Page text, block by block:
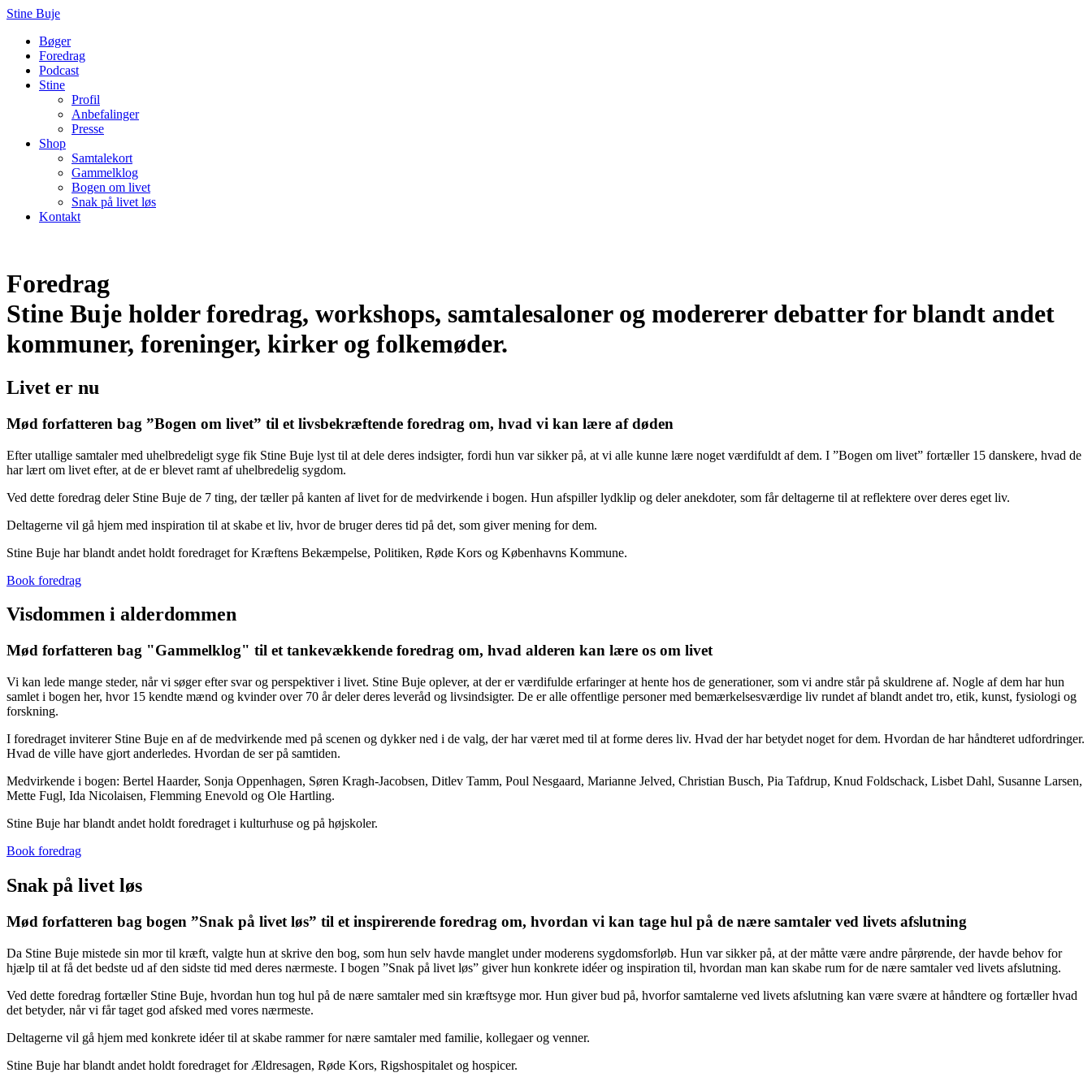
Stine Buje
Bøger
Foredrag
Podcast
Stine
Profil
Anbefalinger
Presse
Shop
Samtalekort
Gammelklog
Bogen om livet
Snak på livet løs
Kontakt
Foredrag
Stine Buje holder foredrag, workshops, samtalesaloner og modererer debatter for blandt andet
kommuner, foreninger, kirker og folkemøder.
Livet er nu
Mød forfatteren bag ”Bogen om livet” til et livsbekræftende foredrag om, hvad vi kan lære af døden
Efter utallige samtaler med uhelbredeligt syge fik Stine Buje lyst til at dele deres indsigter, fordi hun var sikker på, at vi alle kunne lære noget værdifuldt af dem. I ”Bogen om livet” fortæller 15 danskere, hvad de
har lært om livet efter, at de er blevet ramt af uhelbredelig sygdom.
Ved dette foredrag deler Stine Buje de 7 ting, der tæller på kanten af livet for de medvirkende i bogen. Hun afspiller lydklip og deler anekdoter, som får deltagerne til at reflektere over deres eget liv.
Deltagerne vil gå hjem med inspiration til at skabe et liv, hvor de bruger deres tid på det, som giver mening for dem.
Stine Buje har blandt andet holdt foredraget for Kræftens Bekæmpelse, Politiken, Røde Kors og Københavns Kommune.
Book foredrag
Visdommen i alderdommen
Mød forfatteren bag "Gammelklog" til et tankevækkende foredrag om, hvad alderen kan lære os om livet
Vi kan lede mange steder, når vi søger efter svar og perspektiver i livet. Stine Buje oplever, at der er værdifulde erfaringer at hente hos de generationer, som vi andre står på skuldrene af. Nogle af dem har hun
samlet i bogen her, hvor 15 kendte mænd og kvinder over 70 år deler deres leveråd og livsindsigter. De er alle offentlige personer med bemærkelsesværdige liv rundet af blandt andet tro, etik, kunst, fysiologi og
forskning.
I foredraget inviterer Stine Buje en af de medvirkende med på scenen og dykker ned i de valg, der har været med til at forme deres liv. Hvad der har betydet noget for dem. Hvordan de har håndteret udfordringer.
Hvad de ville have gjort anderledes. Hvordan de ser på samtiden.
Medvirkende i bogen: Bertel Haarder, Sonja Oppenhagen, Søren Kragh-Jacobsen, Ditlev Tamm, Poul Nesgaard, Marianne Jelved, Christian Busch, Pia Tafdrup, Knud Foldschack, Lisbet Dahl, Susanne Larsen,
Mette Fugl, Ida Nicolaisen, Flemming Enevold og Ole Hartling.
Stine Buje har blandt andet holdt foredraget i kulturhuse og på højskoler.
Book foredrag
Snak på livet løs
Mød forfatteren bag bogen ”Snak på livet løs” til et inspirerende foredrag om, hvordan vi kan tage hul på de nære samtaler ved livets afslutning
Da Stine Buje mistede sin mor til kræft, valgte hun at skrive den bog, som hun selv havde manglet under moderens sygdomsforløb. Hun var sikker på, at der måtte være andre pårørende, der havde behov for
hjælp til at få det bedste ud af den sidste tid med deres nærmeste. I bogen ”Snak på livet løs” giver hun konkrete idéer og inspiration til, hvordan man kan skabe rum for de nære samtaler ved livets afslutning.
Ved dette foredrag fortæller Stine Buje, hvordan hun tog hul på de nære samtaler med sin kræftsyge mor. Hun giver bud på, hvorfor samtalerne ved livets afslutning kan være svære at håndtere og fortæller hvad
det betyder, når vi får taget god afsked med vores nærmeste.
Deltagerne vil gå hjem med konkrete idéer til at skabe rammer for nære samtaler med familie, kollegaer og venner.
Stine Buje har blandt andet holdt foredraget for Ældresagen, Røde Kors, Rigshospitalet og hospicer.